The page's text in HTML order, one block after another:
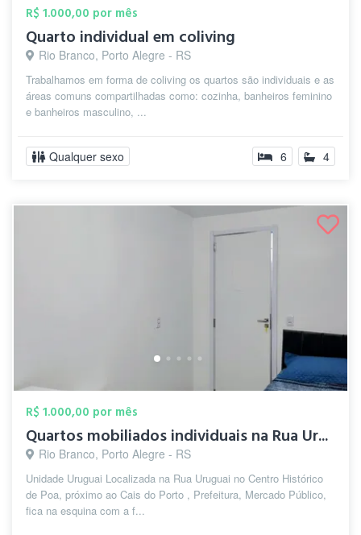
R$ 1.000,00 por mês
Quarto individual em coliving
Rio Branco, Porto Alegre - RS
Trabalhamos em forma de coliving os quartos são individuais e as
áreas comuns compartilhadas como: cozinha, banheiros feminino
e banheiros masculino, ...
Qualquer sexo 6 4
R$ 1.000,00 por mês
Quartos mobiliados individuais na Rua Ur...
Rio Branco, Porto Alegre - RS
Unidade Uruguai Localizada na Rua Uruguai no Centro Histórico
de Poa, próximo ao Cais do Porto , Prefeitura, Mercado Público,
fica na esquina com a f...